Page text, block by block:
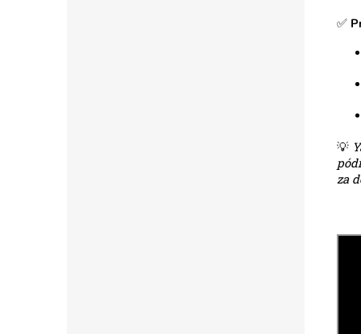
✅
💡
za